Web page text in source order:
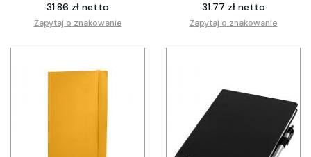
31.86 zł netto
Zapytaj o znakowanie
31.77 zł netto
Zapytaj o znakowanie